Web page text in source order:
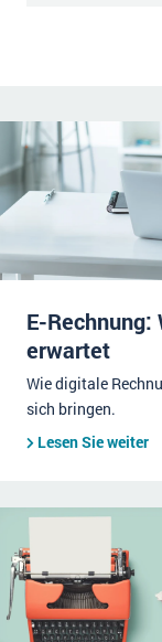
E-Rechnung:
erwartet
Wie digitale
sich bringen.
Lesen Sie weiter